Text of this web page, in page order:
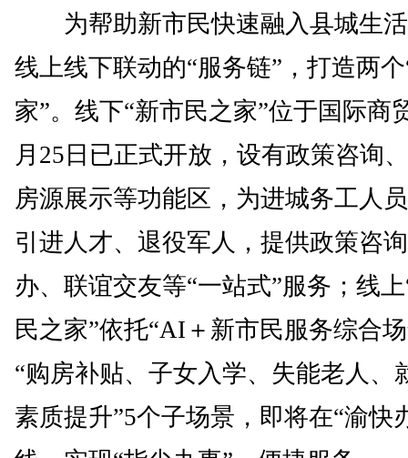
为帮助新市民快速融入县城生活
线上线下联动的“服务链”，打造两
家”。线下“新市民之家”位于国际商
月25日已正式开放，设有政策咨询
房源展示等功能区，为进城务工人
引进人才、退役军人，提供政策咨
办、联谊交友等“一站式”服务；线
民之家”依托“AI＋新市民服务综合
“购房补贴、子女入学、失能老人、
素质提升”5个子场景，即将在“渝快